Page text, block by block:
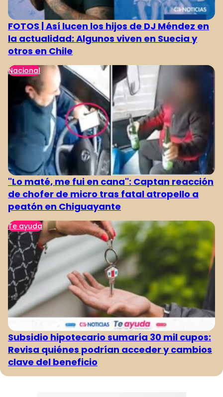
FOTOS | Así lucen los hijos de DJ Méndez en
la actualidad: Algunos viven en Suecia y
otros en Chile
Nacional
"Lo maté, me fui en cana": Captan reacción
de chofer de micro tras fatal atropello a
peatón en Chiguayante
Te ayuda
Subsidio hipotecario sumaría 30 mil cupos:
Revisa quiénes podrían acceder y cambios
clave del beneficio